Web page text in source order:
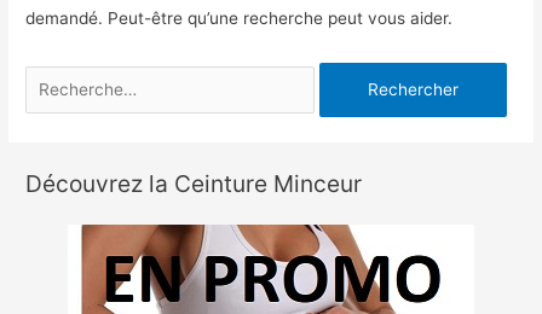
demandé. Peut-être qu’une recherche peut vous aider.
Découvrez la Ceinture Minceur